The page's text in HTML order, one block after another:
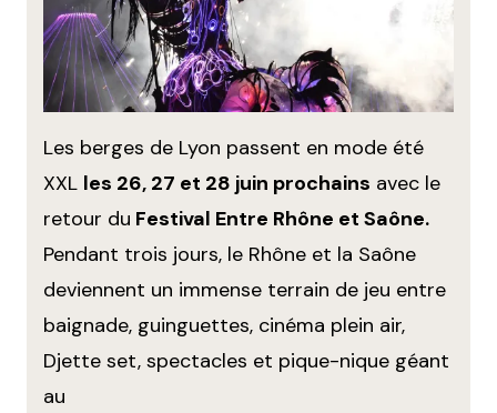
Les berges de Lyon passent en mode été
XXL les 26, 27 et 28 juin prochains avec le
retour du Festival Entre Rhône et Saône.
Pendant trois jours, le Rhône et la Saône
deviennent un immense terrain de jeu entre
baignade, guinguettes, cinéma plein air,
Djette set, spectacles et pique-nique géant
au